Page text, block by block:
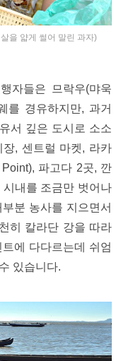
을 얇게 썰어 말린 과자)
자들은 므락우(먀욱
를 경유하지만, 과거
서 깊은 도시로 소소
, 센트럴 마켓, 라카
파고다 2곳, 깐
내를 조금만 벗어나
분 농사를 지으면서
히 칼라단 강을 따라
에 다다르는데 쉬엄
있습니다.